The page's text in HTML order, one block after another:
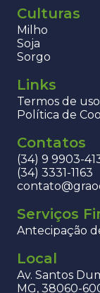
Culturas
Milho
Soja
Sorgo
Links
Termos de
Política de
Contatos
(34) 9 9903-
(34) 3331-1163
Serviços
Antecipação
Local
Av. Santos
MG, 38060-